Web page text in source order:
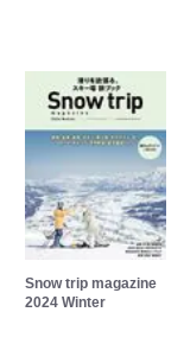
Snow trip magazine
2024 Winter